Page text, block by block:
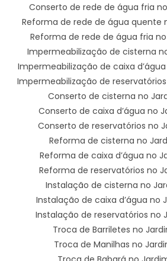
Conserto de rede de água fria
Reforma de rede de água quente
Reforma de rede de água fria
Impermeabilização de cisterna
Impermeabilização de caixa
Impermeabilização de
Conserto de cisterna no
Conserto de caixa d’água no
Conserto de reservatórios no
Reforma de cisterna no
Reforma de caixa d’água no
Reforma de reservatórios no
Instalação de cisterna no
Instalação de caixa d’água no
Instalação de reservatórios no
Troca de Barriletes no
Troca de Manilhas no